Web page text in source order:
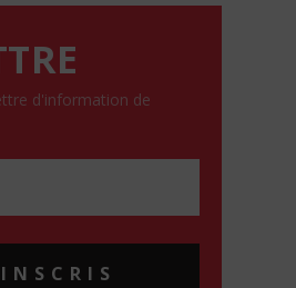
d'information de